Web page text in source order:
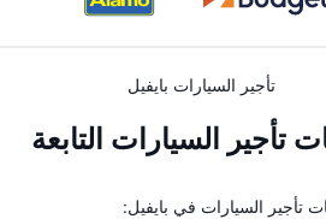
تأجير السيارات بايفيل
السيارات التابعة
تأجير السيارات في بايفيل: